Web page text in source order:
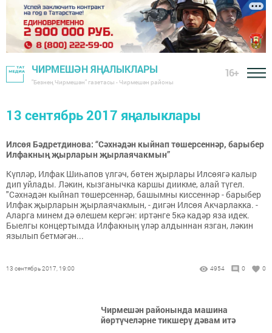
ЧИРМЕШӘН ЯҢАЛЫКЛАРЫ
"Безнең Чирмешән" газетасы - Чирмешән районы
16+
13 сентябрь 2017 яңалыклары
Илсөя Бәдретдинова: “Сәхнәдән кыйнап төшерсеннәр, барыбер
Илфакның җырларын җырлаячакмын”
Күпләр, Илфак Шиһапов үлгәч, бөтен җырлары Илсөягә калыр
дип уйлады. Ләкин, кызганычка каршы диикме, алай түгел.
"Сәхнәдән кыйнап төшерсеннәр, башымны киссеннәр - барыбер
Илфак җырларын җырлаячакмын, - дигән Илсөя Акчарлакка. -
Аларга минем дә өлешем кергән: иртәнге 5кә кадәр яза идек.
Быелгы концертымда Илфакның үләр алдыннан язган, ләкин
язылып бетмәгән...
13 сентябрь 2017, 19:00 4954 0 0
Чирмешән районында машина
йөртүчеләрне тикшерү дәвам итә